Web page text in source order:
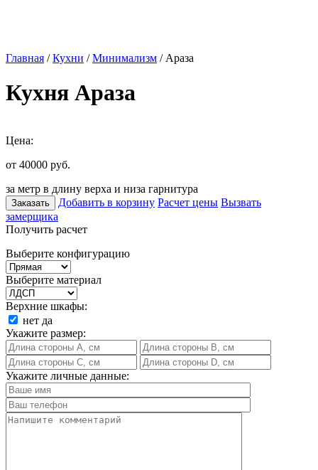
Главная /Кухни /Минимализм / Араза
Кухня Араза
Цена:
от 40000 руб.
за метр в длину верха и низа гарнитура
Заказать Добавить в корзину Расчет цены Вызвать
замерщика
Получить расчет
Выберите конфигурацию
Выберите материал
Верхние шкафы:
нет да
Укажите размер:
Укажите личные данные: